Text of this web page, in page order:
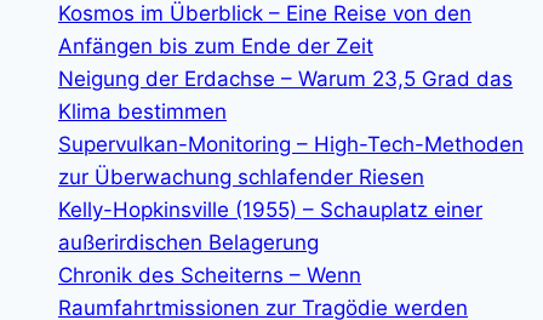
Kosmos im Überblick – Eine Reise von den
Anfängen bis zum Ende der Zeit
Neigung der Erdachse – Warum 23,5 Grad das
Klima bestimmen
Supervulkan-Monitoring – High-Tech-Methoden
zur Überwachung schlafender Riesen
Kelly-Hopkinsville (1955) – Schauplatz einer
außerirdischen Belagerung
Chronik des Scheiterns – Wenn
Raumfahrtmissionen zur Tragödie werden